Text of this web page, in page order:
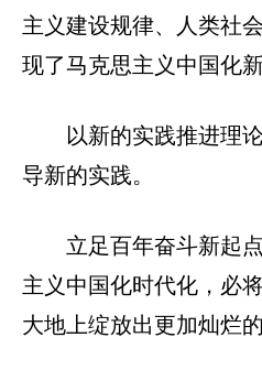
主义建设规律、人类社
现了马克思主义中国化新
以新的实践推进理
导新的实践。
立足百年奋斗新起
主义中国化时代化，必
大地上绽放出更加灿烂